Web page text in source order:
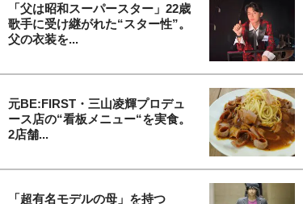
「父は昭和スーパースター」22歳
歌手に受け継がれた“スター性”。
父の衣装を...
元BE:FIRST・三山凌輝プロデュ
ース店の“看板メニュー“を実食。
2店舗...
「超有名モデルの母」を持つ